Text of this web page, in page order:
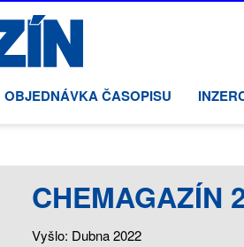
OBJEDNÁVKA ČASOPISU
CHEMAGAZÍN
Vyšlo: Dubna 2022